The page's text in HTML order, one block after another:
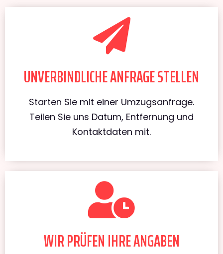
UNVERBINDLICHE ANFRAGE STELLEN
Starten Sie mit einer Umzugsanfrage.
Teilen Sie uns Datum, Entfernung und
Kontaktdaten mit.
WIR PRÜFEN IHRE ANGABEN